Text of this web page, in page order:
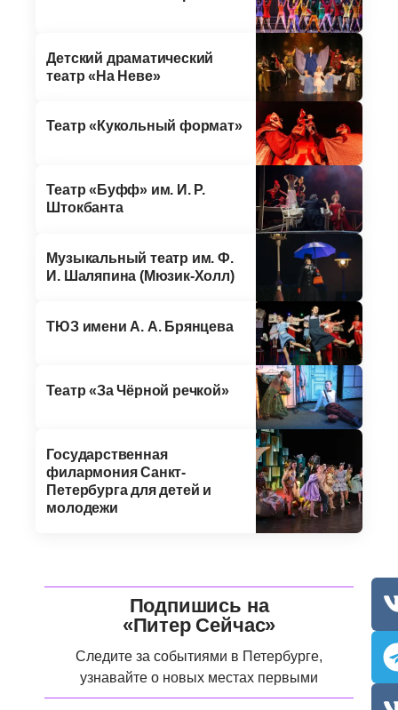
Детский драматический
театр «На Неве»
Театр «Кукольный формат»
Театр «Буфф» им. И. Р.
Штокбанта
Музыкальный театр им. Ф.
И. Шаляпина (Мюзик-Холл)
ТЮЗ имени А. А. Брянцева
Театр «За Чёрной речкой»
Государственная
филармония Санкт-
Петербурга для детей и
молодежи
Подпишись на
«Питер Сейчас»
Следите за событиями в Петербурге,
узнавайте о новых местах первыми